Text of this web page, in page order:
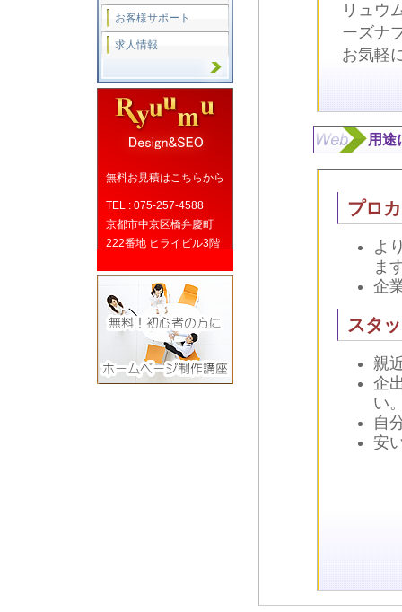
リュウ
ーズナ
お気軽
用途
プロ
よ
ま
企
スタ
親
企
い
自
安
お客様サポート
求人情報
無料お見積はこちらから
TEL : 075-257-4588
京都市中京区橋弁慶町
222番地 ヒライビル3階